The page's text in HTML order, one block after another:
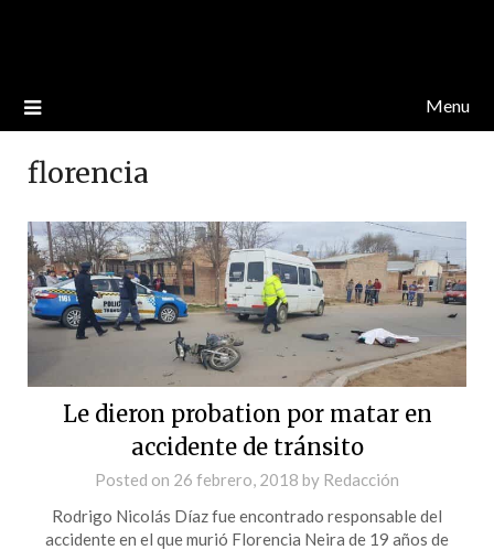
Menu
florencia
Le dieron probation por matar en
accidente de tránsito
Posted on 26 febrero, 2018 by Redacción
Rodrigo Nicolás Díaz fue encontrado responsable del
accidente en el que murió Florencia Neira de 19 años de